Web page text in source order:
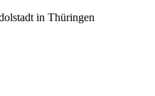
in Thüringen